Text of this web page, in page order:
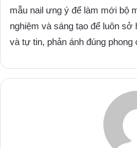
mẫu nail ưng ý để làm mới bộ
nghiệm và sáng tạo để luôn
và tự tin, phản ánh đúng phong